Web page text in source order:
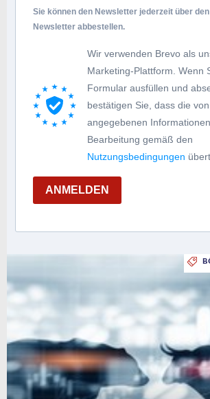
Sie können den Newsletter jederzeit über
Newsletter abbestellen.
Wir verwenden Brevo als
Marketing-Plattform. Wenn
Formular ausfüllen und
bestätigen Sie, dass die
angegebenen
Bearbeitung gemäß den
Nutzungsbedingungen
ANMELDEN